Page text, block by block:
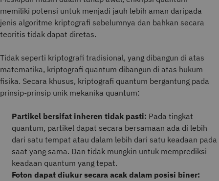
memiliki potensi untuk menjadi jauh lebih aman daripada
jenis algoritme kriptografi sebelumnya dan bahkan secara
teoritis tidak dapat diretas.
Tidak seperti kriptografi tradisional, yang dibangun di atas
matematika, kriptografi quantum dibangun di atas hukum
fisika. Secara khusus, kriptografi quantum bergantung pada
prinsip-prinsip unik mekanika quantum:
Partikel bersifat inheren tidak pasti: Pada tingkat
quantum, partikel dapat secara bersamaan ada di lebih
dari satu tempat atau dalam lebih dari satu keadaan pada
saat yang sama. Dan tidak mungkin untuk memprediksi
keadaan quantum yang tepat.
Foton dapat diukur secara acak dalam posisi biner: